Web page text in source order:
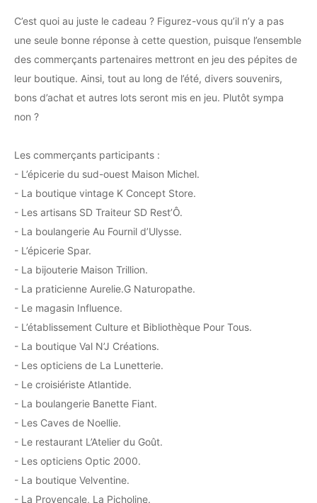
C’est quoi au juste le cadeau ? Figurez-vous qu’il n’y a pas
une seule bonne réponse à cette question, puisque l’ensemble
des commerçants partenaires mettront en jeu des pépites de
leur boutique. Ainsi, tout au long de l’été, divers souvenirs,
bons d’achat et autres lots seront mis en jeu. Plutôt sympa
non ?
Les commerçants participants :
- L’épicerie du sud-ouest Maison Michel.
- La boutique vintage K Concept Store.
- Les artisans SD Traiteur SD Rest’Ô.
- La boulangerie Au Fournil d’Ulysse.
- L’épicerie Spar.
- La bijouterie Maison Trillion.
- La praticienne Aurelie.G Naturopathe.
- Le magasin Influence.
- L’établissement Culture et Bibliothèque Pour Tous.
- La boutique Val N’J Créations.
- Les opticiens de La Lunetterie.
- Le croisiériste Atlantide.
- La boulangerie Banette Fiant.
- Les Caves de Noellie.
- Le restaurant L’Atelier du Goût.
- Les opticiens Optic 2000.
- La boutique Velventine.
- La Provençale, La Picholine.